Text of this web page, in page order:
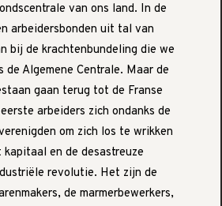
van ons land. In de
arbeidersbonden uit tal van
bij de krachtenbundeling die we
de Algemene Centrale. Maar de
gaan terug tot de Franse
arbeiders zich ondanks de
om zich los te wrikken
en de desastreuze
revolutie. Het zijn de
de marmerbewerkers,